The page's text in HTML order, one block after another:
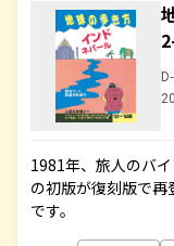
1981年、旅人のバ
の初版が復刻版で
です。